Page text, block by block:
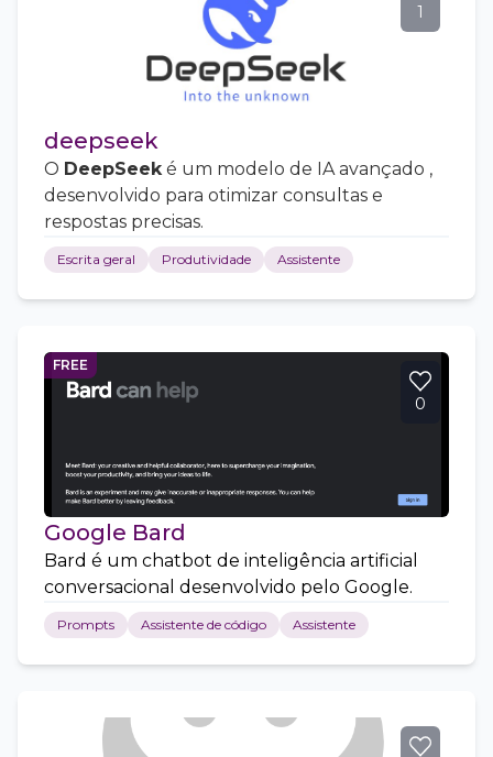
1
deepseek
O DeepSeeké um modelo de IA avançado ,
desenvolvido para otimizar consultas e
respostas precisas.
Escrita geral Produtividade Assistente
FREE
0
Google Bard
Bard é um chatbot de inteligência artificial
conversacional desenvolvido pelo Google.
Prompts Assistente de código Assistente